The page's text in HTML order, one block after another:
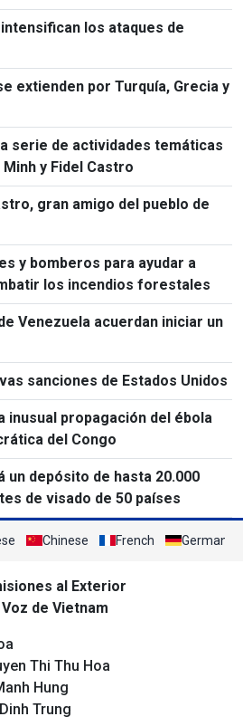
los ataques de
extienden por Turquía, Grecia y
serie de actividades temáticas
y Fidel Castro
gran amigo del pueblo de
y bomberos para ayudar a
los incendios forestales
Venezuela acuerdan iniciar un
sanciones de Estados Unidos
inusual propagación del ébola
del Congo
un depósito de hasta 20.000
de visado de 50 países
Chinese French German
al Exterior
Voz de Vietnam
Thi Thu Hoa
Hung
Trung